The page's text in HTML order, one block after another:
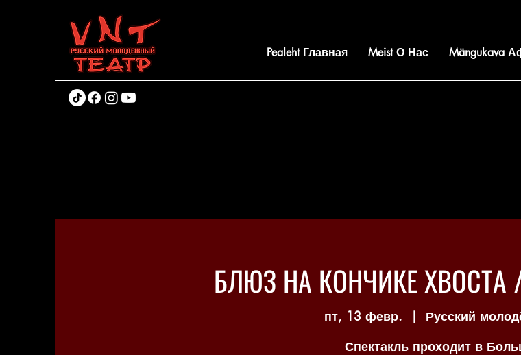
Pealeht Главная Meist О Нас Mängukava
БЛЮЗ НА КОНЧИКЕ ХВОСТА
пт, 13 февр.
  |
Русский
Спектакль проходит в